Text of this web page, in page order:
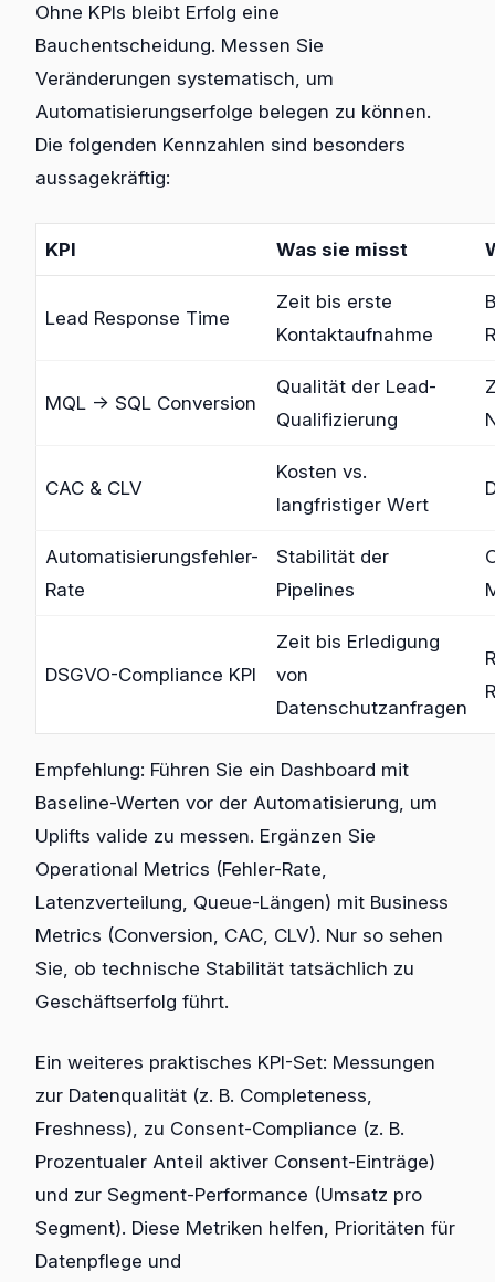
Ohne KPIs bleibt Erfolg eine
Bauchentscheidung. Messen Sie
Veränderungen systematisch, um
Automatisierungserfolge belegen zu können.
Die folgenden Kennzahlen sind besonders
aussagekräftig:
KPI Was sie misst
Lead Response Time
Zeit bis erste
Kontaktaufnahme
MQL → SQL Conversion
Qualität der Lead-
Qualifizierung
CAC & CLV
Kosten vs.
langfristiger Wert
Automatisierungsfehler-
Rate
Stabilität der
Pipelines
DSGVO-Compliance KPI
Zeit bis Erledigung
von
Datenschutzanfragen
Empfehlung: Führen Sie ein Dashboard mit
Baseline-Werten vor der Automatisierung, um
Uplifts valide zu messen. Ergänzen Sie
Operational Metrics (Fehler-Rate,
Latenzverteilung, Queue-Längen) mit Business
Metrics (Conversion, CAC, CLV). Nur so sehen
Sie, ob technische Stabilität tatsächlich zu
Geschäftserfolg führt.
Ein weiteres praktisches KPI-Set: Messungen
zur Datenqualität (z. B. Completeness,
Freshness), zu Consent-Compliance (z. B.
Prozentualer Anteil aktiver Consent-Einträge)
und zur Segment-Performance (Umsatz pro
Segment). Diese Metriken helfen, Prioritäten für
Datenpflege und